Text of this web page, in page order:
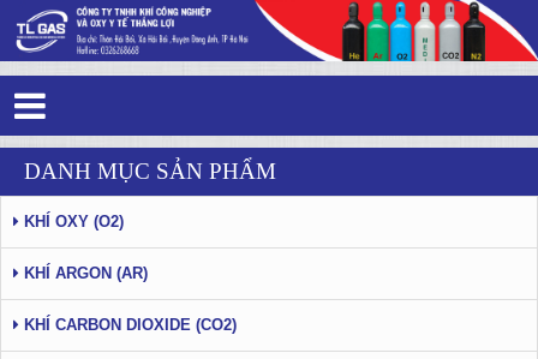
Tag 4 - 56: Thắng Lợi Gas - Trang 7
DANH MỤC SẢN PHẨM
KHÍ OXY (O2)
KHÍ ARGON (AR)
KHÍ CARBON DIOXIDE (CO2)